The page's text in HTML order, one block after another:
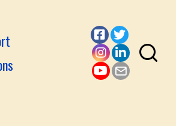
Facebook
Twitter
Instagram
LinkedIn